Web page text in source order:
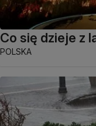
Co się dzieje z
POLSKA